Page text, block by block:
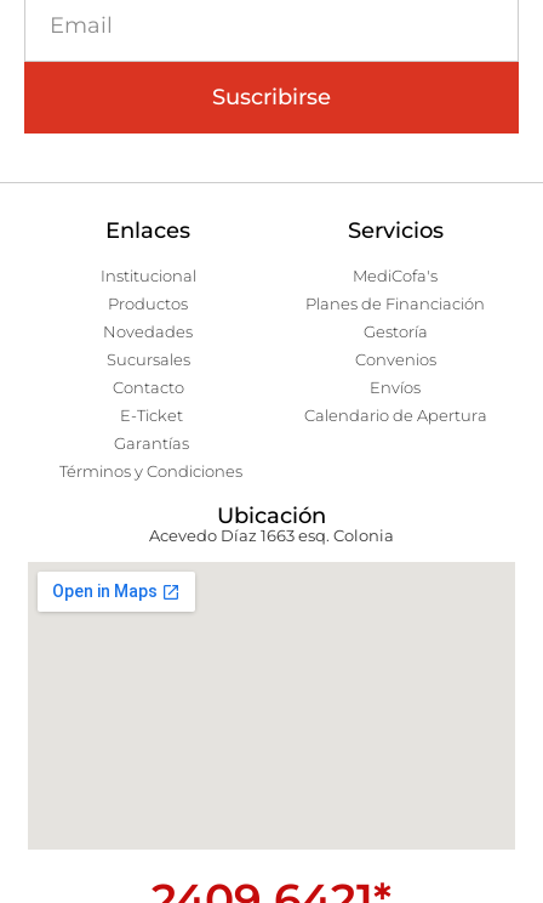
Suscribirse
Enlaces
Institucional
Productos
Novedades
Sucursales
Contacto
E-Ticket
Garantías
Términos y Condiciones
Servicios
MediCofa's
Planes de Financiación
Gestoría
Convenios
Envíos
Calendario de Apertura
Ubicación
Acevedo Díaz 1663 esq. Colonia